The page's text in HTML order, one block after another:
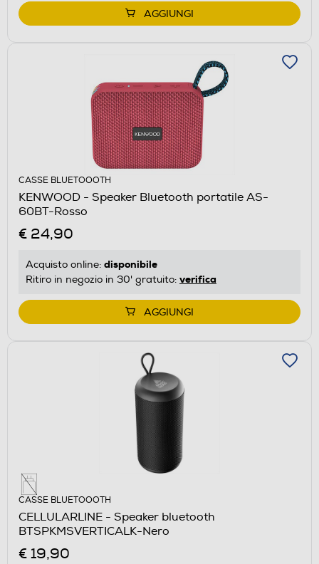
AGGIUNGI
CASSE BLUETOOOTH
KENWOOD - Speaker Bluetooth portatile AS-
60BT-Rosso
€ 24,90
Acquisto online: disponibile
Ritiro in negozio in 30' gratuito: verifica
AGGIUNGI
CASSE BLUETOOOTH
CELLULARLINE - Speaker bluetooth
BTSPKMSVERTICALK-Nero
€ 19,90